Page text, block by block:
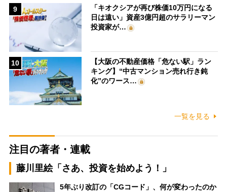
9
「キオクシアが再び株価10万円になる
日は遠い」資産3億円超のサラリーマン
投資家が…
10
【大阪の不動産価格「危ない駅」ラン
キング】“中古マンション売れ行き鈍
化”のワース…
一覧を見る
注目の著者・連載
藤川里絵「さあ、投資を始めよう！」
5年ぶり改訂の「CGコード」、何が変わったのか